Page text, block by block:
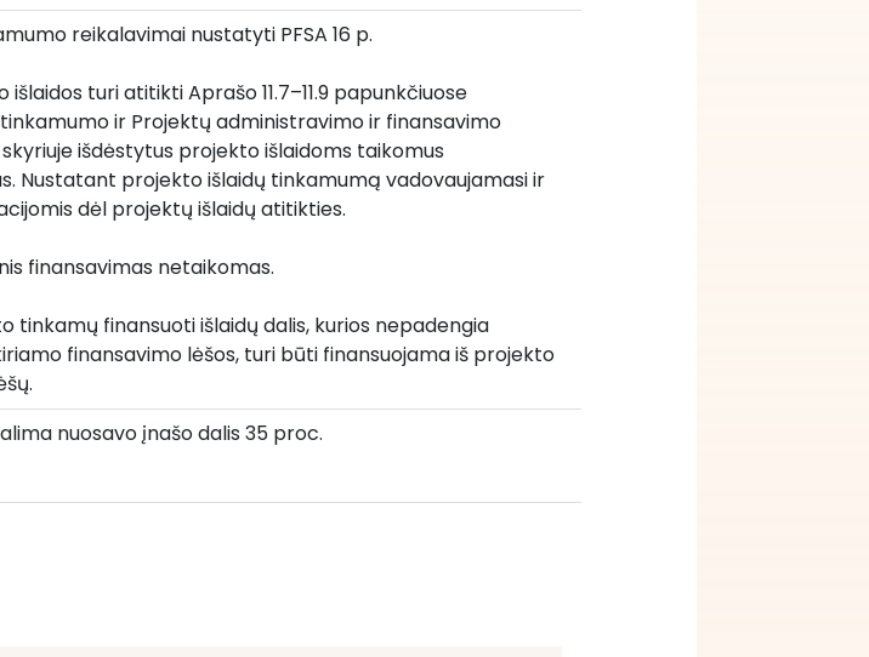
reikalavimai nustatyti PFSA 16 p.
išlaidos turi atitikti Aprašo 11.7–11.9 papunkčiuose
ir Projektų administravimo ir finansavimo
išdėstytus projekto išlaidoms taikomus
Nustatant projekto išlaidų tinkamumą vadovaujamasi ir
dėl projektų išlaidų atitikties.
finansavimas netaikomas.
tinkamų finansuoti išlaidų dalis, kurios nepadengia
finansavimo lėšos, turi būti finansuojama iš projekto
nuosavo įnašo dalis 35 proc.